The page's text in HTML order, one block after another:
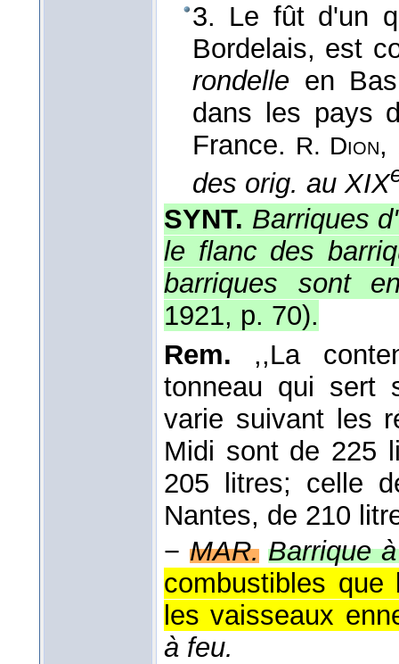
3. Le fût d'un
Bordelais, est
rondelle en
dans les pays
France. R. Dion,
des orig. au XIX
SYNT. Barriques
le flanc des
barriques sont
1921, p. 70).
Rem. ,,La
tonneau qui sert
varie suivant les
Midi sont de 225
205 litres; celle
Nantes, de 210
− MAR. Barrique
combustibles
les vaisseaux
à feu.